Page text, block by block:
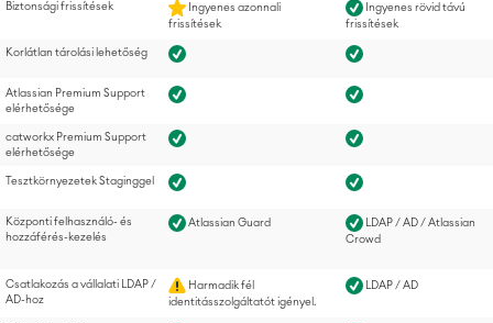
Követelmény-kezelés
Agilils fejlesztés
Biztonsági frissítések
Ingyenes azonnali
frissítések
Ingyenes rövid távú
frissítések
Korlátlan tárolási lehetőség
Atlassian Premium Support
elérhetősége
catworkx Premium Support
elérhetősége
Tesztkörnyezetek Staginggel
Központi felhasználó- és
hozzáférés-kezelés
Atlassian Guard
LDAP / AD / Atlassian
Crowd
Csatlakozás a vállalati LDAP /
AD-hoz
Harmadik fél
identitásszolgáltatót igényel.
LDAP / AD